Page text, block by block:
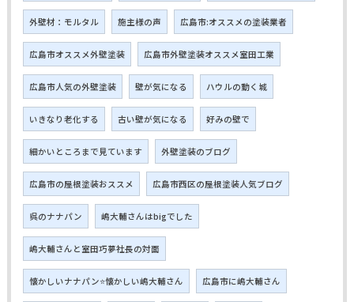
外壁材：モルタル 施主様の声 広島市:オススメの塗装業者
広島市オススメ外壁塗装 広島市外壁塗装オススメ室田工業
広島市人気の外壁塗装 壁が気になる ハウルの動く城
いきなり老化する 古い壁が気になる 好みの壁で
細かいところまで見ています 外壁塗装のブログ
広島市の屋根塗装おススメ 広島市西区の屋根塗装人気ブログ
呉のナナパン 嶋大輔さんはbigでした
嶋大輔さんと室田巧夢社長の対面
懐かしいナナパン⭐懐かしい嶋大輔さん 広島市に嶋大輔さん